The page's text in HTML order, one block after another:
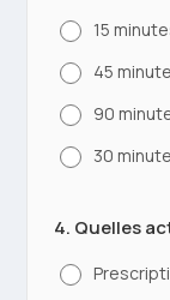
15
45
90
30
4. Quelles